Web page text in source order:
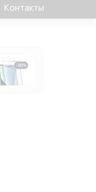
Контакты